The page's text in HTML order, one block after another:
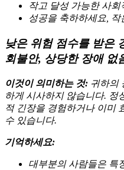
작고 달성 가능한 사
성공을 축하하세요, 작
낮은 위험 점수를 받은
회불안, 상당한 장애 없
이것이 의미하는 것: 귀하의
하게 시사하지 않습니다. 정
적 긴장을 경험하거나 이미
수 있습니다.
기억하세요:
대부분의 사람들은 특